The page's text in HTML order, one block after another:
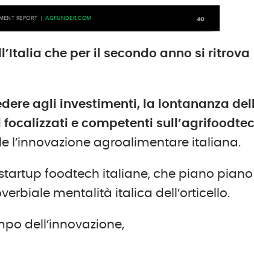
che per il secondo anno si ritrova
agli investimenti, la lontananza
e competenti
l’innovazione agroalimentare italiana.
foodtech italiane, che piano piano
mentalità italica dell’orticello.
dell’innovazione,